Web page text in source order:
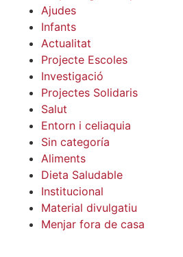
Ajudes
Infants
Actualitat
Projecte Escoles
Investigació
Projectes Solidaris
Salut
Entorn i celiaquia
Sin categoría
Aliments
Dieta Saludable
Institucional
Material divulgatiu
Menjar fora de casa